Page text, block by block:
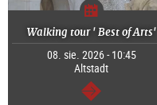
Walking tour ' Best of Arts'
08. sie. 2026 - 10:45
Altstadt